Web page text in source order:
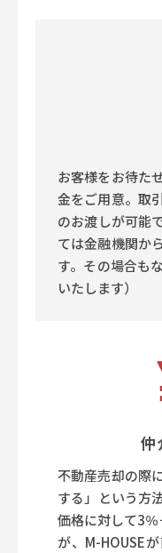
お客様をお待た
金をご用意。取
のお渡しが可能
ては金融機関か
す。その場合も
いたします）
仲
不動産売却の際
する」という方
価格に対して3
が、M-HOUSE